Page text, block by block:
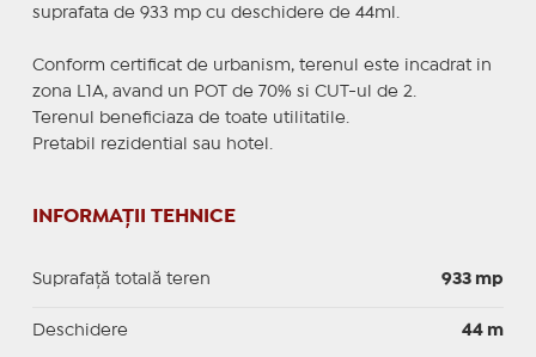
suprafata de 933 mp cu deschidere de 44ml.
Conform certificat de urbanism, terenul este incadrat in
zona L1A, avand un POT de 70% si CUT-ul de 2.
Terenul beneficiaza de toate utilitatile.
Pretabil rezidential sau hotel.
INFORMAȚII TEHNICE
Suprafață totală teren 933 mp
Deschidere 44 m